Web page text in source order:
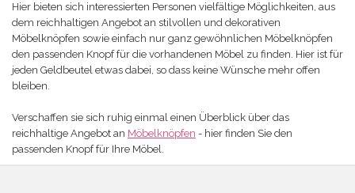
Hier bieten sich interessierten Personen vielfältige Möglichkeiten, aus
dem reichhaltigen Angebot an stilvollen und dekorativen
Möbelknöpfen sowie einfach nur ganz gewöhnlichen Möbelknöpfen
den passenden Knopf für die vorhandenen Möbel zu finden. Hier ist für
jeden Geldbeutel etwas dabei, so dass keine Wünsche mehr offen
bleiben.
Verschaffen sie sich ruhig einmal einen Überblick über das
reichhaltige Angebot an Möbelknöpfen - hier finden Sie den
passenden Knopf für Ihre Möbel.